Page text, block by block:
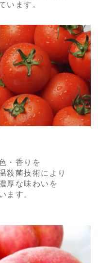
います。
・香りを
殺菌技術により
厚な味わいを
ます。